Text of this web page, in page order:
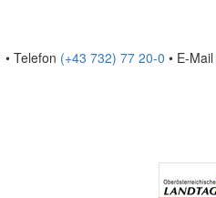
• Telefon (+43 732) 77 20-0 • E-Mail